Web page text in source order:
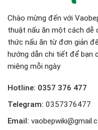
Chào mừng đến với
thuật nấu ăn một cách dễ
thức nấu ăn từ đơn giản
hướng dẫn chi tiết để bạn
miệng mỗi ngày
Hotline: 0357 376 477
Telegram: 0357376477
Email: